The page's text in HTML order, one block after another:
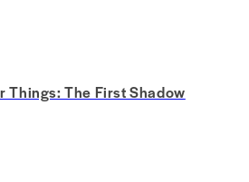
Things: The First Shadow